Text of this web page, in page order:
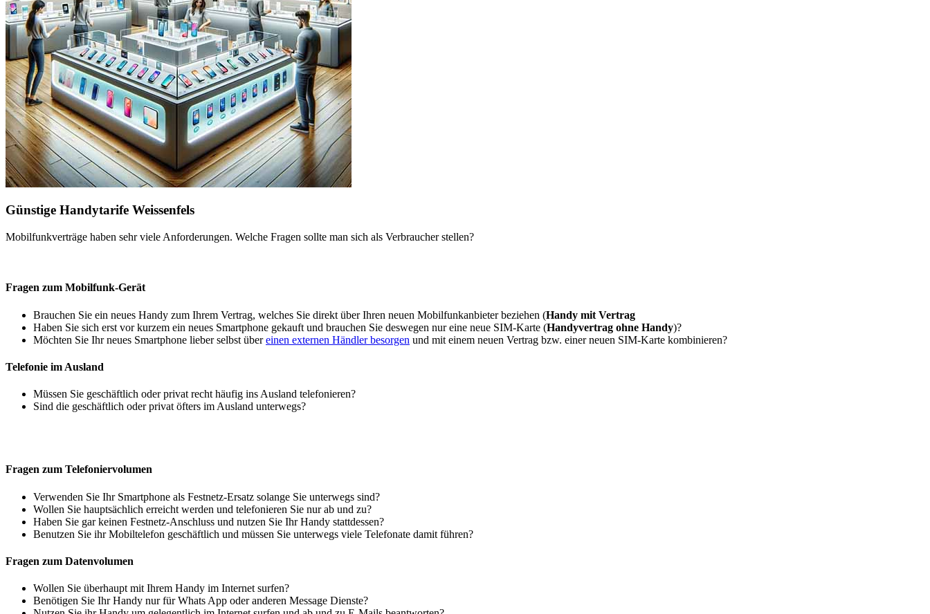
Günstige Handytarife Weissenfels
Mobilfunkverträge haben sehr viele Anforderungen. Welche Fragen sollte man sich als Verbraucher stellen?
Fragen zum Mobilfunk-Gerät
Brauchen Sie ein neues Handy zum Ihrem Vertrag, welches Sie direkt über Ihren neuen Mobilfunkanbieter beziehen (Handy mit Vertrag
Haben Sie sich erst vor kurzem ein neues Smartphone gekauft und brauchen Sie deswegen nur eine neue SIM-Karte (Handyvertrag ohne Handy)?
Möchten Sie Ihr neues Smartphone lieber selbst übereinen externen Händler besorgen und mit einem neuen Vertrag bzw. einer neuen SIM-Karte kombinieren?
Telefonie im Ausland
Müssen Sie geschäftlich oder privat recht häufig ins Ausland telefonieren?
Sind die geschäftlich oder privat öfters im Ausland unterwegs?
Fragen zum Telefoniervolumen
Verwenden Sie Ihr Smartphone als Festnetz-Ersatz solange Sie unterwegs sind?
Wollen Sie hauptsächlich erreicht werden und telefonieren Sie nur ab und zu?
Haben Sie gar keinen Festnetz-Anschluss und nutzen Sie Ihr Handy stattdessen?
Benutzen Sie ihr Mobiltelefon geschäftlich und müssen Sie unterwegs viele Telefonate damit führen?
Fragen zum Datenvolumen
Wollen Sie überhaupt mit Ihrem Handy im Internet surfen?
Benötigen Sie Ihr Handy nur für Whats App oder anderen Message Dienste?